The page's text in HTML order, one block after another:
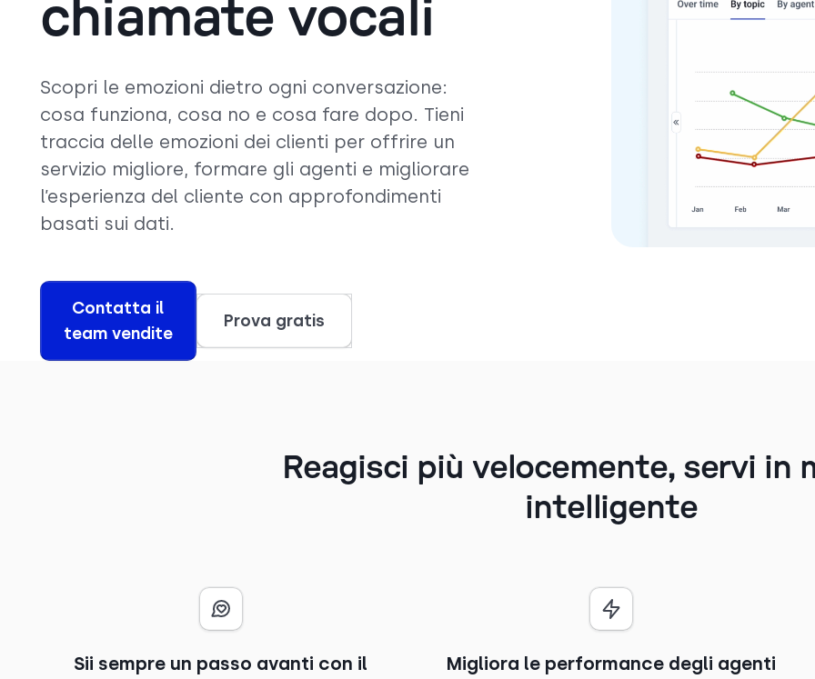
chiamate vocali
Scopri le emozioni dietro ogni conversazione:
cosa funziona, cosa no e cosa fare dopo. Tieni
traccia delle emozioni dei clienti per offrire un
servizio migliore, formare gli agenti e migliorare
l’esperienza del cliente con approfondimenti
basati sui dati.
Contatta il
team vendite
Prova gratis
Reagisci più velocemente, servi in
intelligente
Sii sempre un passo avanti con il
Migliora le performance degli agenti